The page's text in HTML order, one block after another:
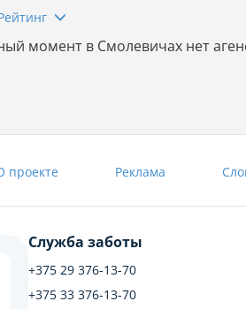
момент в Смолевичах нет
проекте Реклама
Служба заботы
+375 29 376-13-70
+375 33 376-13-70